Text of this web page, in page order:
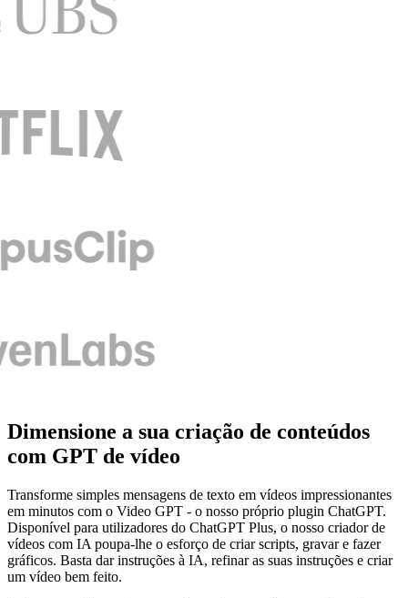
Dimensione a sua criação de conteúdos
com GPT de vídeo
Transforme simples mensagens de texto em vídeos impressionantes
em minutos com o Video GPT - o nosso próprio plugin ChatGPT.
Disponível para utilizadores do ChatGPT Plus, o nosso criador de
vídeos com IA poupa-lhe o esforço de criar scripts, gravar e fazer
gráficos. Basta dar instruções à IA, refinar as suas instruções e criar
um vídeo bem feito.